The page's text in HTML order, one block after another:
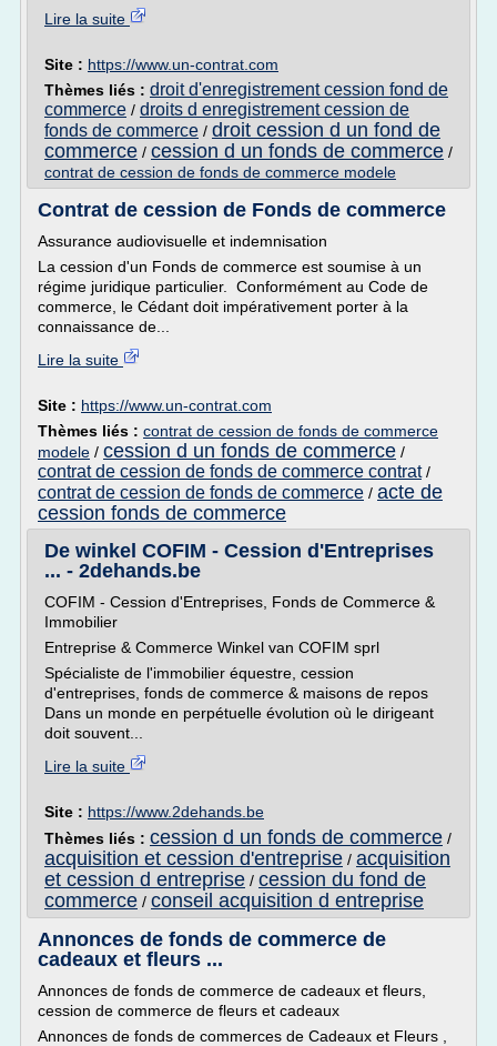
Lire la suite
Site : https://www.un-contrat.com
Thèmes liés : droit d'enregistrement cession fond de
commerce / droits d enregistrement cession de
fonds de commerce / droit cession d un fond de
commerce / cession d un fonds de commerce /
contrat de cession de fonds de commerce modele
Contrat de cession de Fonds de commerce
Assurance audiovisuelle et indemnisation
La cession d'un Fonds de commerce est soumise à un
régime juridique particulier. Conformément au Code de
commerce, le Cédant doit impérativement porter à la
connaissance de...
Lire la suite
Site : https://www.un-contrat.com
Thèmes liés : contrat de cession de fonds de commerce
modele / cession d un fonds de commerce /
contrat de cession de fonds de commerce contrat/
contrat de cession de fonds de commerce / acte de
cession fonds de commerce
De winkel COFIM - Cession d'Entreprises
... - 2dehands.be
COFIM - Cession d'Entreprises, Fonds de Commerce &
Immobilier
Entreprise & Commerce Winkel van COFIM sprl
Spécialiste de l'immobilier équestre, cession
d'entreprises, fonds de commerce & maisons de repos
Dans un monde en perpétuelle évolution où le dirigeant
doit souvent...
Lire la suite
Site : https://www.2dehands.be
Thèmes liés : cession d un fonds de commerce /
acquisition et cession d'entreprise / acquisition
et cession d entreprise / cession du fond de
commerce / conseil acquisition d entreprise
Annonces de fonds de commerce de
cadeaux et fleurs ...
Annonces de fonds de commerce de cadeaux et fleurs,
cession de commerce de fleurs et cadeaux
Annonces de fonds de commerces de Cadeaux et Fleurs ,